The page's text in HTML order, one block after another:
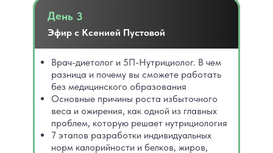
День 3
Эфир с Ксенией Пустовой
Врач-диетолог и 5П-Нутрициолог. В чем
разница и почему вы сможете работать
без медицинского образования
Основные причины роста избыточного
веса и ожирения, как одной из главных
проблем, которую решает нутрициология
7 этапов разработки индивидуальных
норм калорийности и белков, жиров,